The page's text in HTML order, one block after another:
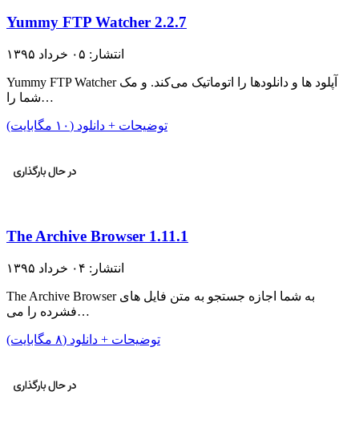
Yummy FTP Watcher 2.2.7
انتشار: ۰۵ خرداد ۱۳۹۵
Yummy FTP Watcher آپلود ها و دانلودها را اتوماتیک می‌کند. و مک
شما را…
توضیحات + دانلود (۱۰ مگابایت)
The Archive Browser 1.11.1
انتشار: ۰۴ خرداد ۱۳۹۵
The Archive Browser به شما اجازه جستجو به متن فایل های
فشرده را می…
توضیحات + دانلود (۸ مگابایت)